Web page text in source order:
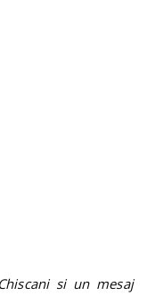
si un mesaj